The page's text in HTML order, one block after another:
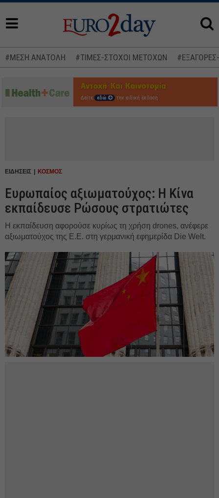
#ΜΕΣΗ ΑΝΑΤΟΛΗ #ΤΙΜΕΣ-ΣΤΟΧΟΙ ΜΕΤΟΧΩΝ
Δείτε εδώ την ειδική έκδοση
ΕΙΔΗΣΕΙΣ ΚΟΣΜΟΣ
Ευρωπαίος αξιωματούχος: Η Κίνα
εκπαίδευσε Ρώσους στρατιώτες
Η εκπαίδευση αφορούσε κυρίως τη χρήση drones, ανέφερε
αξιωματούχος της Ε.Ε. στη γερμανική εφημερίδα Die Welt.